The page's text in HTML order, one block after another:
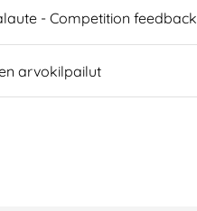
- Competition feedback
arvokilpailut